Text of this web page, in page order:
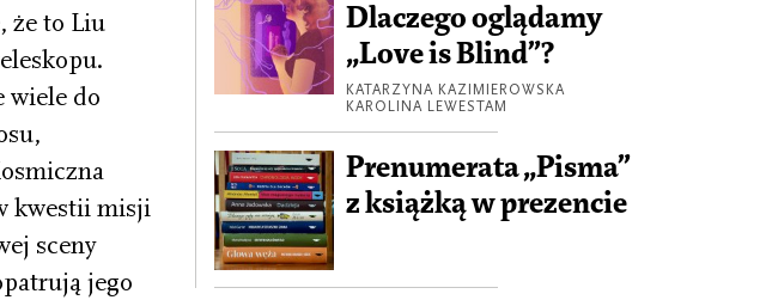
że to Liu
wiele do
kwestii misji
sceny
jego
Dlaczego oglądamy
„Love is Blind”?
KATARZYNA KAZIMIEROWSKA
KAROLINA LEWESTAM
Prenumerata „Pisma”
z książką w prezencie